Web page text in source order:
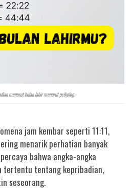
menurut bulan lahir menurut psikolog
jam kembar seperti 11:11,
menarik perhatian banyak
bahwa angka-angka
tertentu tentang kepribadian,
seseorang.